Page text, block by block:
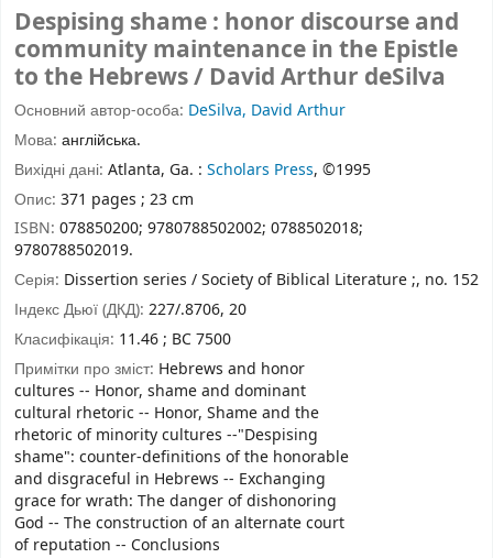
Despising shame : honor discourse and
community maintenance in the Epistle
to the Hebrews / David Arthur deSilva
Основний автор-особа: DeSilva, David Arthur
Мова: англійська.
Вихідні дані: Atlanta, Ga. : Scholars Press, ©1995
Опис: 371 pages ; 23 cm
ISBN: 078850200; 9780788502002; 0788502018;
9780788502019.
Серія: Dissertion series / Society of Biblical Literature ;, no. 152
Індекс Дьюї (ДКД): 227/.8706, 20
Класифікація: 11.46 ; BC 7500
Примітки про зміст: Hebrews and honor
cultures -- Honor, shame and dominant
cultural rhetoric -- Honor, Shame and the
rhetoric of minority cultures --"Despising
shame": counter-definitions of the honorable
and disgraceful in Hebrews -- Exchanging
grace for wrath: The danger of dishonoring
God -- The construction of an alternate court
of reputation -- Conclusions